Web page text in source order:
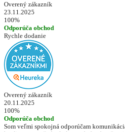
Overený zákazník
23.11.2025
100%
Odporúča obchod
Rychle dodanie
Overený zákazník
20.11.2025
100%
Odporúča obchod
Som veľmi spokojná odporúčam